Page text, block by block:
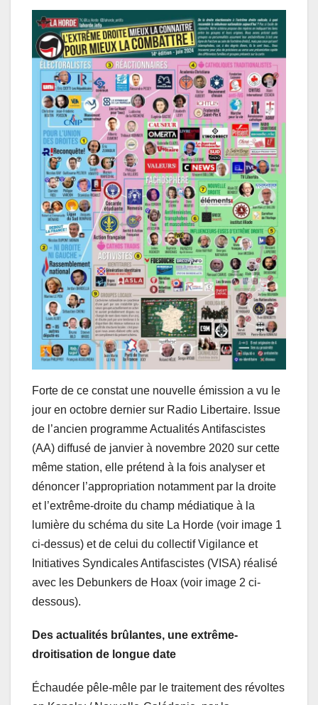
Forte de ce constat une nouvelle émission a vu le
jour en octobre dernier sur Radio Libertaire. Issue
de l’ancien programme Actualités Antifascistes
(AA) diffusé de janvier à novembre 2020 sur cette
même station, elle prétend à la fois analyser et
dénoncer l’appropriation notamment par la droite
et l’extrême-droite du champ médiatique à la
lumière du schéma du site La Horde (voir image 1
ci-dessus) et de celui du collectif Vigilance et
Initiatives Syndicales Antifascistes (VISA) réalisé
avec les Debunkers de Hoax (voir image 2 ci-
dessous).
Des actualités brûlantes, une extrême-
droitisation de longue date
Échaudée pêle-mêle par le traitement des révoltes